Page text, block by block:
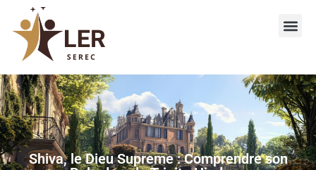
Shiva, le Dieu Supreme : Comprendre son